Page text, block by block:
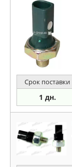
Срок поставки
1 дн.